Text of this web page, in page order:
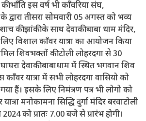
भाँति इस वर्ष भी काँवरिया संघ,
द्वारा तीसरा सोमवारी 05 अगस्त को भव्य
की झांकी के साथ देवाकी बाबा धाम मंदिर,
विशाल काँवर यात्रा का आयोजन किया
शिवभक्तों की टोली लोहरदगा से 30
देवाकी बाबाधाम में स्थित भगवान शिव
यात्रा में सभी लोहरदगा वासियो को
हैं। इसके लिए निमंत्रण पत्र भी लोगो को
मनोकामना सिद्धि दुर्गा मंदिर बरवाटोली
को प्रातः 7.00 बजे से प्रारंभ होगी।